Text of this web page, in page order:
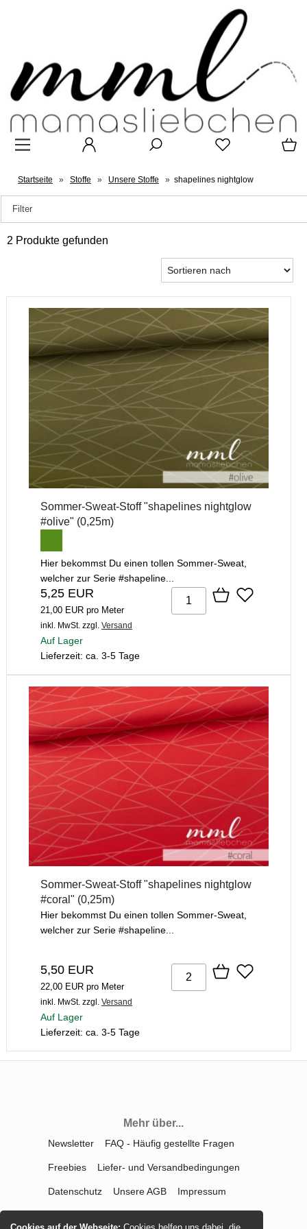
Startseite » Stoffe » Unsere Stoffe » shapelines nightglow
Filter
2 Produkte gefunden
Sommer-Sweat-Stoff "shapelines nightglow
#olive" (0,25m)
Hier bekommst Du einen tollen Sommer-Sweat,
welcher zur Serie #shapeline...
5,25 EUR
21,00 EUR pro Meter
inkl. MwSt. zzgl. Versand
Auf Lager
Lieferzeit: ca. 3-5 Tage
Sommer-Sweat-Stoff "shapelines nightglow
#coral" (0,25m)
Hier bekommst Du einen tollen Sommer-Sweat,
welcher zur Serie #shapeline...
5,50 EUR
22,00 EUR pro Meter
inkl. MwSt. zzgl. Versand
Auf Lager
Lieferzeit: ca. 3-5 Tage
Mehr über...
Newsletter FAQ - Häufig gestellte Fragen
Freebies Liefer- und Versandbedingungen
Datenschutz Unsere AGB Impressum